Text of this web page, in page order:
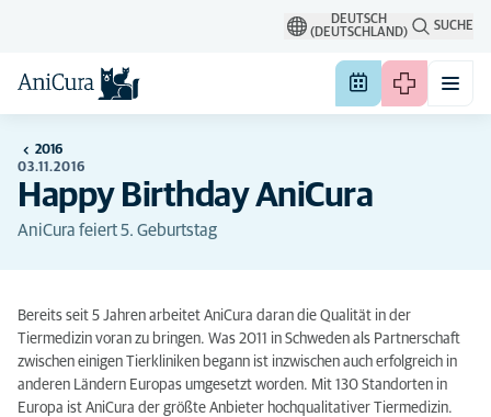
DEUTSCH
(DEUTSCHLAND)
SUCHE
2016
03.11.2016
Happy Birthday AniCura
AniCura feiert 5. Geburtstag
Bereits seit 5 Jahren arbeitet AniCura daran die Qualität in der
Tiermedizin voran zu bringen. Was 2011 in Schweden als Partnerschaft
zwischen einigen Tierkliniken begann ist inzwischen auch erfolgreich in
anderen Ländern Europas umgesetzt worden. Mit 130 Standorten in
Europa ist AniCura der größte Anbieter hochqualitativer Tiermedizin.